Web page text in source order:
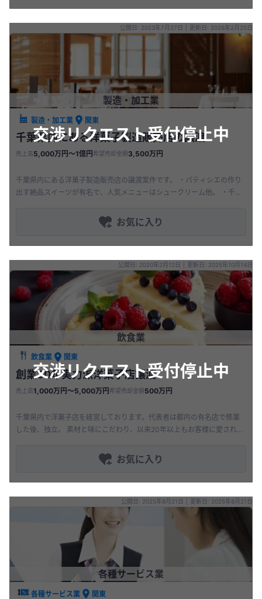
交渉リクエスト受付停止中
公開日: 2023年7月27日 更新日: 2026年2月25日
製造・加工業
製造・加工業 関東
千葉県内にある洋菓子製造販売店の譲渡
売上高5,000万円〜1億円 希望売却金額3,500万円
千葉県内にある洋菓子製造販売店の譲渡案件です。 ・パティシエの作り
出す絶品スイーツが有名で、人気メニューはシュークリーム他。 ・千葉
お気に入り
交渉リクエスト受付停止中
公開日: 2020年2月12日 更新日: 2025年10月14日
飲食業
飲食業 関東
創業30年実力派洋菓子店譲渡
売上高1,000万円〜5,000万円 希望売却金額500万円
千葉県内で洋菓子店を経営しております。代表者は都内の有名店で修業
した後、独立。 素材と味にこだわり、以来20年以上もお客様に愛される
お気に入り
公開日: 2025年8月21日 更新日: 2025年8月21日
各種サービス業
各種サービス業 関東